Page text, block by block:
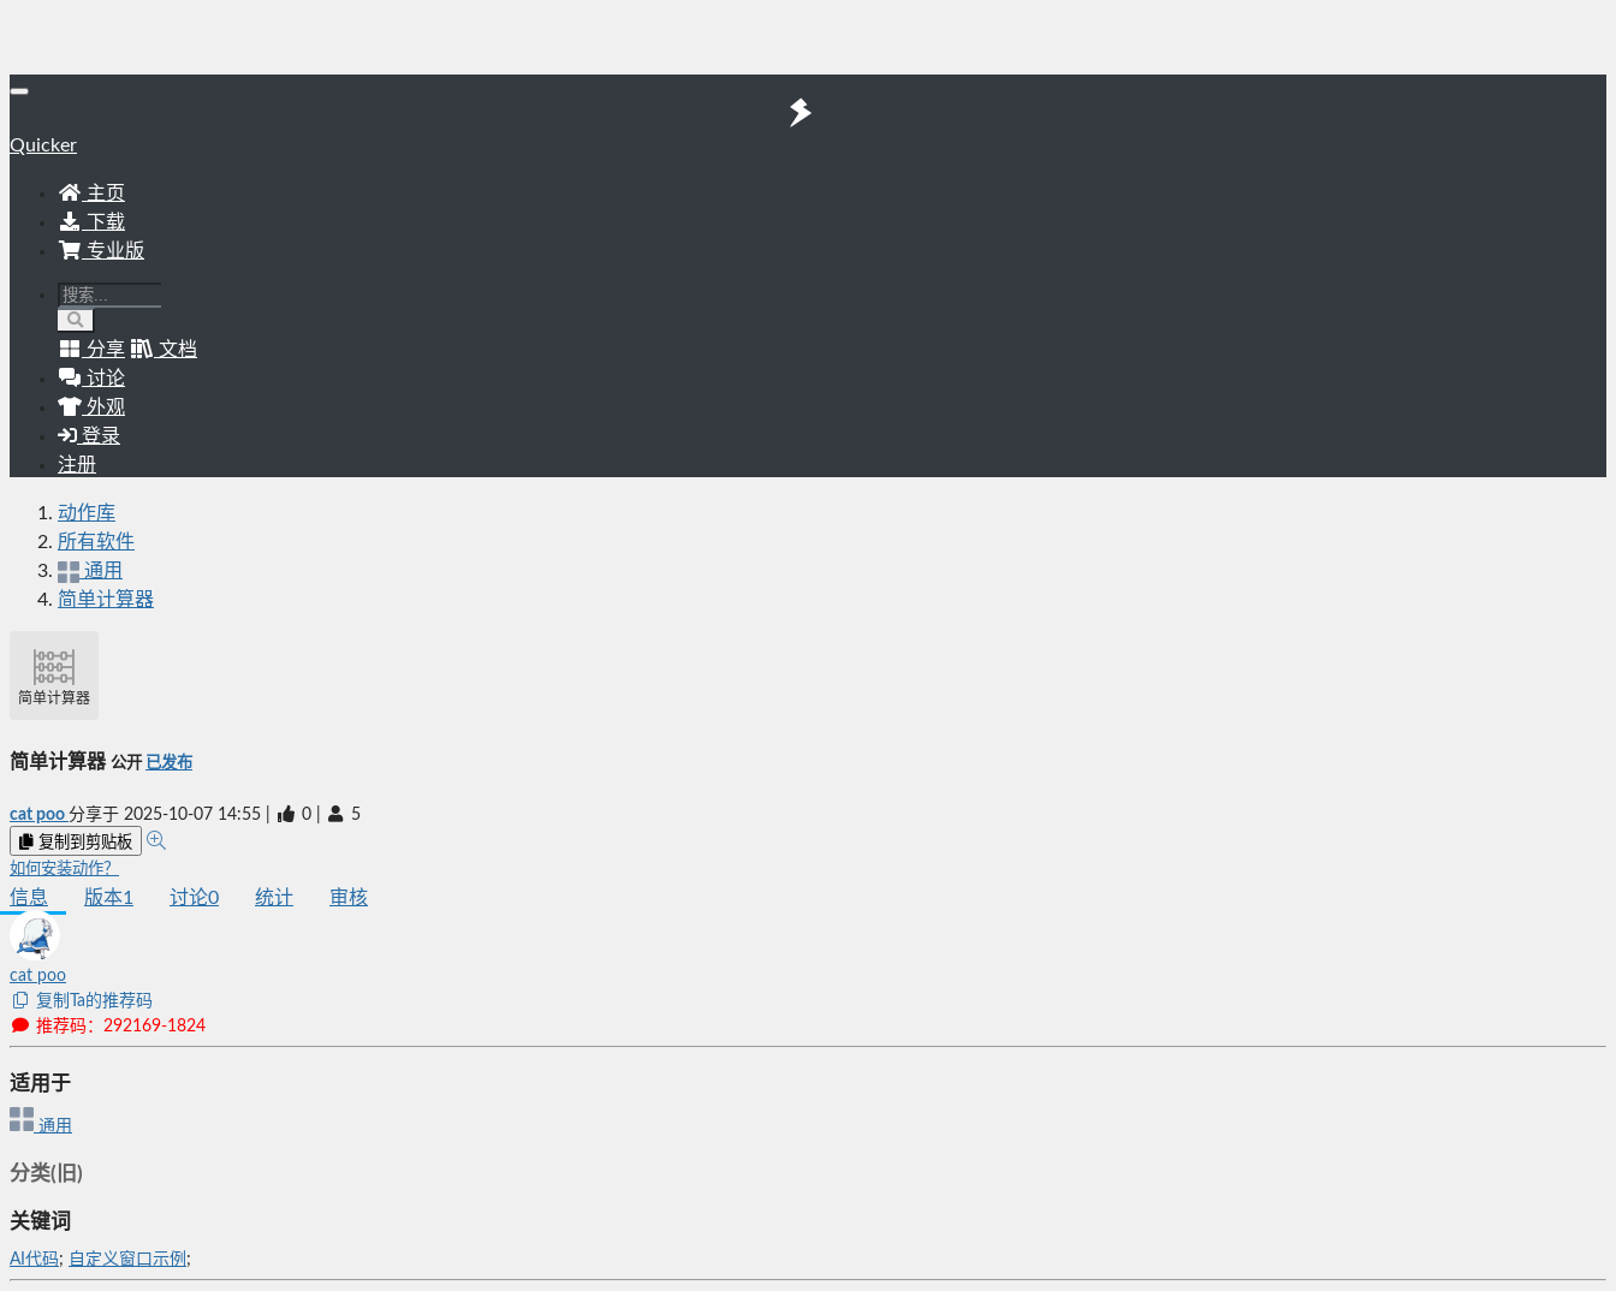
Quicker
主页
下载
专业版
分享
文档
讨论
外观
登录
注册
动作库
所有软件
通用
简单计算器
简单计算器
简单计算器 公开 已发布
cat poo 分享于 2025-10-07 14:55 0 5
复制到剪贴板
如何安装动作？
信息 版本1 讨论0 统计 审核
cat poo
复制Ta的推荐码
推荐码：292169-1824
适用于
通用
分类(旧)
关键词
AI代码; 自定义窗口示例 ;